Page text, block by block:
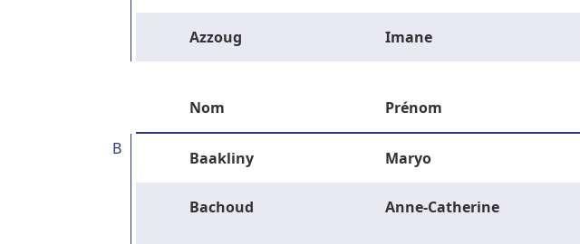
Azzoug Imane
Nom Prénom
B Baakliny Maryo
Bachoud Anne-Catherine